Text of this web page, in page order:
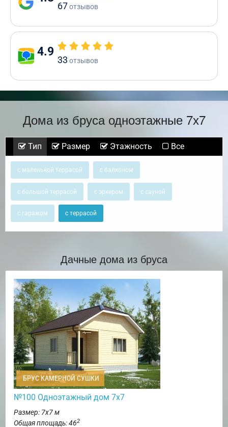
67отзывов
4.9
33 отзывов
Дома из бруса одноэтажные 7х7
Тип Размер Этажность Все
с маленькой террасой с балконом
с большой террасой с эркером с сауной
с гаражом с террасой
Дачные дома из бруса
БРУС КАМЕРНОЙ СУШКИ
№100 Одноэтажный дом 7х7
Размер: 7х7 м
Общая площадь: 462